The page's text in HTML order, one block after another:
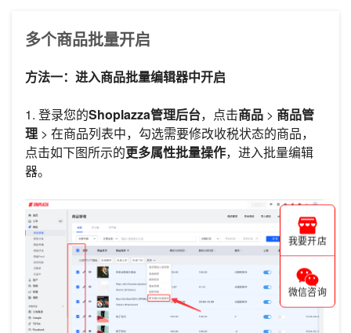
多个商品批量开启
方法一：进入商品批量编辑器中开启
1. 登录您的Shoplazza管理后台，点击商品 > 商品管
理 > 在商品列表中，勾选需要修改收税状态的商品，
点击如下图所示的更多属性批量操作，进入批量编辑
器。
我要开店
微信咨询